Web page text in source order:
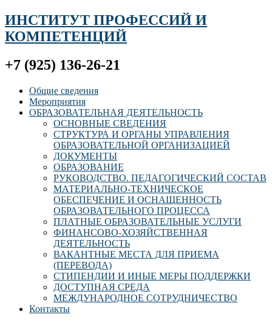
ИНСТИТУТ ПРОФЕССИЙ И
КОМПЕТЕНЦИЙ
+7 (925) 136-26-21
Общие сведения
Мероприятия
ОБРАЗОВАТЕЛЬНАЯ ДЕЯТЕЛЬНОСТЬ
ОСНОВНЫЕ СВЕДЕНИЯ
СТРУКТУРА И ОРГАНЫ УПРАВЛЕНИЯ
ОБРАЗОВАТЕЛЬНОЙ ОРГАНИЗАЦИЕЙ
ДОКУМЕНТЫ
ОБРАЗОВАНИЕ
РУКОВОДСТВО. ПЕДАГОГИЧЕСКИЙ СОСТАВ
МАТЕРИАЛЬНО-ТЕХНИЧЕСКОЕ
ОБЕСПЕЧЕНИЕ И ОСНАЩЕННОСТЬ
ОБРАЗОВАТЕЛЬНОГО ПРОЦЕССА
ПЛАТНЫЕ ОБРАЗОВАТЕЛЬНЫЕ УСЛУГИ
ФИНАНСОВО-ХОЗЯЙСТВЕННАЯ
ДЕЯТЕЛЬНОСТЬ
ВАКАНТНЫЕ МЕСТА ДЛЯ ПРИЕМА
(ПЕРЕВОДА)
СТИПЕНДИИ И ИНЫЕ МЕРЫ ПОДДЕРЖКИ
ДОСТУПНАЯ СРЕДА
МЕЖДУНАРОДНОЕ СОТРУДНИЧЕСТВО
Контакты